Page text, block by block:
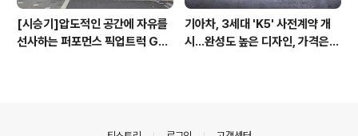
[시승기]압도적인 공간에 자유를
선사하는 퍼포먼스 픽업트럭 GM
기아차, 3세대 'K5' 사전계약 개
시...완성도 높은 디자인, 가격은